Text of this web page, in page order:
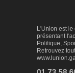
L'Union est
présentant
Politique,
Retrouvez